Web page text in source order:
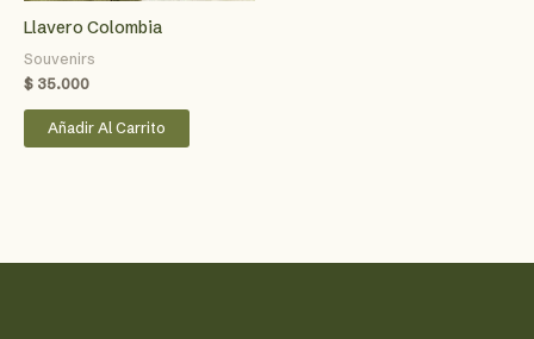
Llavero Colombia
Souvenirs
$ 35.000
Añadir Al Carrito